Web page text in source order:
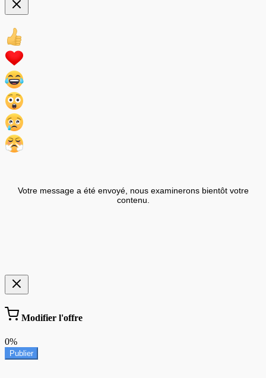
Votre message a été envoyé, nous examinerons bientôt votre
contenu.
Modifier l'offre
0%
Publier